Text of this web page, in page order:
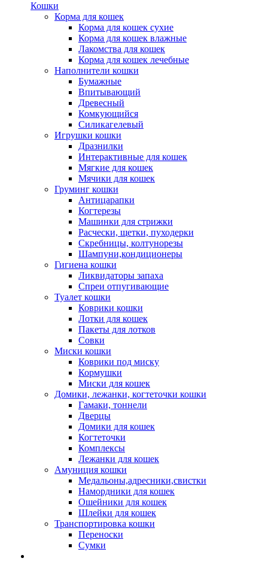
Кошки
Корма для кошек
Корма для кошек сухие
Корма для кошек влажные
Лакомства для кошек
Корма для кошек лечебные
Наполнители кошки
Бумажные
Впитывающий
Древесный
Комкующийся
Силикагелевый
Игрушки кошки
Дразнилки
Интерактивные для кошек
Мягкие для кошек
Мячики для кошек
Груминг кошки
Антицарапки
Когтерезы
Машинки для стрижки
Расчески, щетки, пуходерки
Скребницы, колтунорезы
Шампуни,кондиционеры
Гигиена кошки
Ликвидаторы запаха
Спреи отпугивающие
Туалет кошки
Коврики кошки
Лотки для кошек
Пакеты для лотков
Совки
Миски кошки
Коврики под миску
Кормушки
Миски для кошек
Домики, лежанки, когтеточки кошки
Гамаки, тоннели
Дверцы
Домики для кошек
Когтеточки
Комплексы
Лежанки для кошек
Амуниция кошки
Медальоны,адресники,свистки
Намордники для кошек
Ошейники для кошек
Шлейки для кошек
Транспортировка кошки
Переноски
Сумки